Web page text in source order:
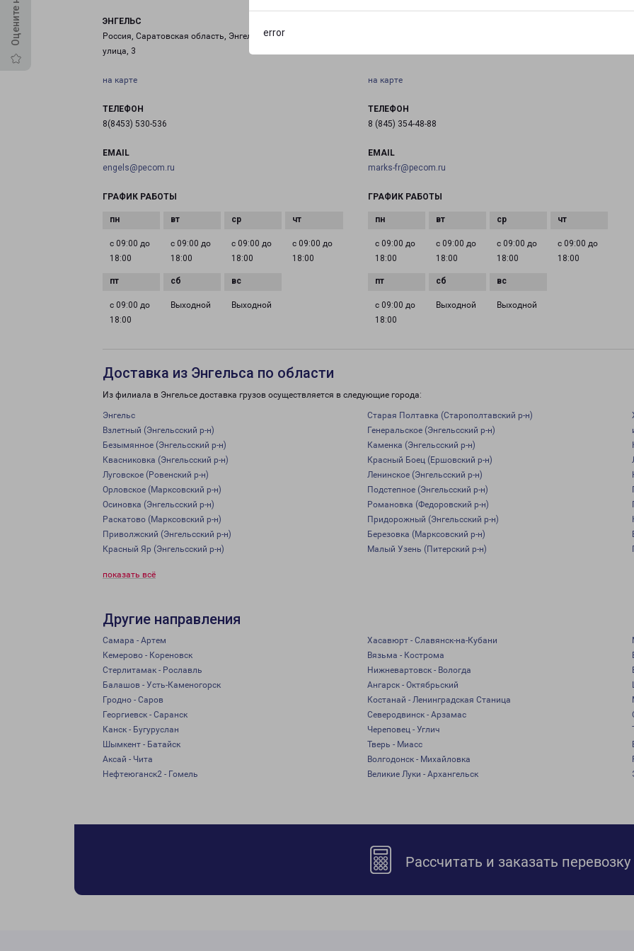
error
ЭНГЕЛЬС
Россия, Саратовская область, Энгельс, Промышленная
улица, 3
на карте
ТЕЛЕФОН
8(8453) 530-536
EMAIL
engels@pecom.ru
ГРАФИК РАБОТЫ
с 09:00 до
18:00
с 09:00 до
18:00
с 09:00 до
18:00
с 09:00 до
18:00
с 09:00 до
18:00
Выходной Выходной
на карте
ТЕЛЕФОН
8 (845) 354-48-88
EMAIL
marks-fr@pecom.ru
ГРАФИК РАБОТЫ
с 09:00 до
18:00
с 09:00 до
18:00
с 09:00 до
18:00
с 09:00 до
18:00
с 09:00 до
18:00
Выходной Выходной
Доставка из Энгельса по области
Из филиала в Энгельсе доставка грузов осуществляется в следующие города:
Энгельс Старая Полтавка (Старополтавский р-н)
Взлетный (Энгельсский р-н)
Генеральское (Энгельсский р-н)
Безымянное (Энгельсский р-н)
Каменка (Энгельсский р-н)
Квасниковка (Энгельсский р-н)
Красный Боец (Ершовский р-н)
Луговское (Ровенский р-н)
Ленинское (Энгельсский р-н)
Орловское (Марксовский р-н)
Подстепное (Энгельсский р-н)
Осиновка (Энгельсский р-н)
Романовка (Федоровский р-н)
Раскатово (Марксовский р-н)
Придорожный (Энгельсский р-н)
Приволжский (Энгельсский р-н)
Березовка (Марксовский р-н)
Красный Яр (Энгельсский р-н)
Малый Узень (Питерский р-н)
показать всё
Другие направления
Самара - Артем Хасавюрт - Славянск-на-Кубани
Кемерово - Кореновск
Вязьма - Кострома
Стерлитамак - Рославль
Нижневартовск - Вологда
Балашов - Усть-Каменогорск
Ангарск - Октябрьский
Гродно - Саров
Костанай - Ленинградская Станица
Георгиевск - Саранск
Северодвинск - Арзамас
Канск - Бугуруслан
Череповец - Углич
Шымкент - Батайск
Тверь - Миасс
Аксай - Чита
Волгодонск - Михайловка
Нефтеюганск2 - Гомель
Великие Луки - Архангельск
Рассчитать и заказать перевозку